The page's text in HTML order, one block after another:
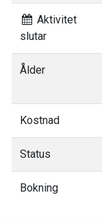
Aktivitet
slutar
Ålder
Kostnad
Status
Bokning